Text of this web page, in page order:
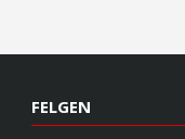
FELGEN